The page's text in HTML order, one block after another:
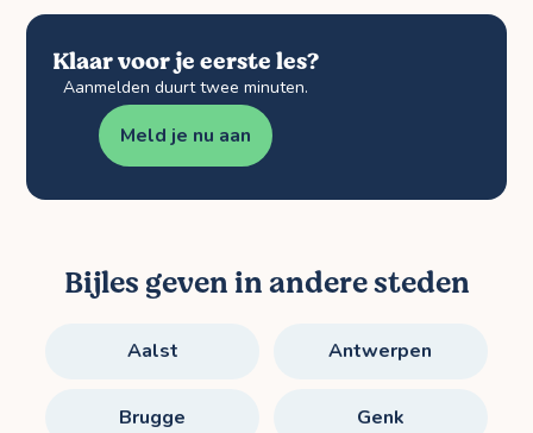
Klaar voor je eerste les?
Aanmelden duurt twee minuten.
Meld je nu aan
Bijles geven in andere steden
Aalst Antwerpen
Brugge Genk